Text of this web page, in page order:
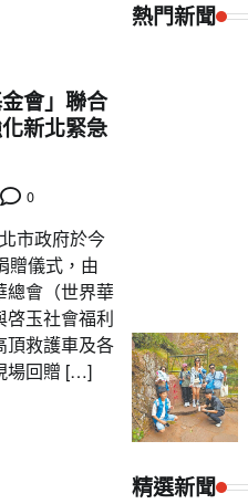
會」聯合
新北緊急
0
市政府於今
贈儀式，由
總會（世界華
啓玉社會福利
頂救護車及各
場回贈 […]
熱門新聞
精選新聞